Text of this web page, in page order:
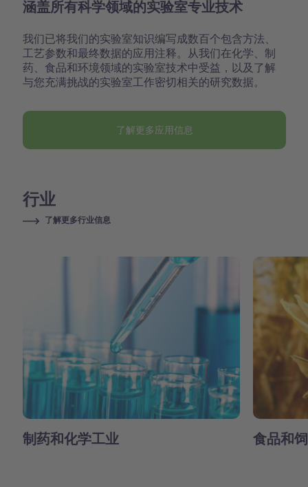
涵盖所有科学领域的实验室专业技术
我们已将我们的实验室知识编写成数百个包含方法、
工艺参数和最终数据的应用注释。从我们在化学、制
药、食品和环境领域的实验室技术中受益，以及了解
与您充满挑战的实验室工作密切相关的研究数据。
了解更多应用信息
行业
了解更多行业信息
制药和化学工业 食品和